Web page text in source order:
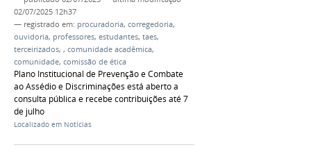
02/07/2025 12h37
— registrado em: procuradoria, corregedoria,
ouvidoria, professores, estudantes, taes,
terceirizados, , comunidade acadêmica,
comunidade, comissão de ética
Plano Institucional de Prevenção e Combate
ao Assédio e Discriminações está aberto a
consulta pública e recebe contribuições até 7
de julho
Localizado em Notícias